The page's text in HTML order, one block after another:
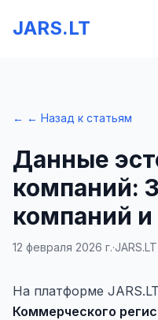
JARS.LT
← ← Назад к статьям
Данные
компаний:
компаний и
12 февраля 2026 г.·JARS.LT
На платформе
Коммерческого